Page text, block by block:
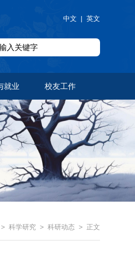
中文 | 英文
就业 校友工作
> 科学研究 > 科研动态 > 正文